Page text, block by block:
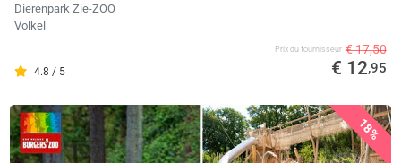
Dierenpark Zie-ZOO
Volkel
4.8 / 5
Prix ​​du fournisseur € 17,50
€ 12,95
18%